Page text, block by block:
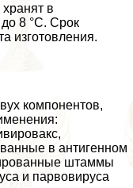
в
8 °С. Срок
изготовления.
компонентов,
в антигенном
штаммы
и парвовируса